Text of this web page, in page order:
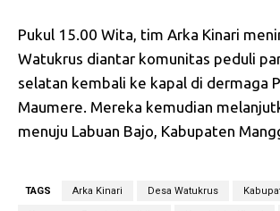
Pukul 15.00 Wita, tim Arka Kinari
Watukrus diantar komunitas peduli
selatan kembali ke kapal di dermaga
Maumere. Mereka kemudian
menuju Labuan Bajo, Kabupaten
TAGS Arka Kinari Desa Watukrus